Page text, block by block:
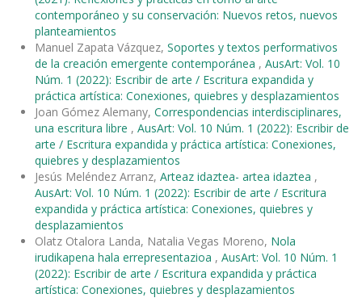
contemporáneo y su conservación: Nuevos retos, nuevos
planteamientos
Manuel Zapata Vázquez, Soportes y textos performativos
de la creación emergente contemporánea , AusArt: Vol. 10
Núm. 1 (2022): Escribir de arte / Escritura expandida y
práctica artística: Conexiones, quiebres y desplazamientos
Joan Gómez Alemany, Correspondencias interdisciplinares,
una escritura libre , AusArt: Vol. 10 Núm. 1 (2022): Escribir de
arte / Escritura expandida y práctica artística: Conexiones,
quiebres y desplazamientos
Jesús Meléndez Arranz, Arteaz idaztea- artea idaztea ,
AusArt: Vol. 10 Núm. 1 (2022): Escribir de arte / Escritura
expandida y práctica artística: Conexiones, quiebres y
desplazamientos
Olatz Otalora Landa, Natalia Vegas Moreno, Nola
irudikapena hala errepresentazioa , AusArt: Vol. 10 Núm. 1
(2022): Escribir de arte / Escritura expandida y práctica
artística: Conexiones, quiebres y desplazamientos